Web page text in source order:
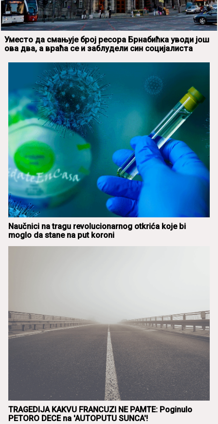
Уместо да смањује број ресора Брнабићка уводи још
ова два, а враћа се и заблудели син социјалиста
Naučnici na tragu revolucionarnog otkrića koje bi
moglo da stane na put koroni
TRAGEDIJA KAKVU FRANCUZI NE PAMTE: Poginulo
PETORO DECE na 'AUTOPUTU SUNCA'!